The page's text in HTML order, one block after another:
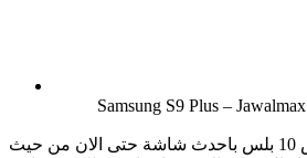
Samsung S9 Plus – Jawalmax
جاء هاتف سامسونج اس 10 بلس باحدث شاشة حتى الان من حيث